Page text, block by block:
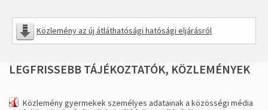
Közlemény az új átláthatósági hatósági eljárásról
LEGFRISSEBB TÁJÉKOZTATÓK, KÖZLEMÉNYEK
Közlemény gyermekek személyes adatainak a közösségi média